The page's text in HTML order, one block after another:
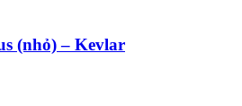
(nhỏ) – Kevlar